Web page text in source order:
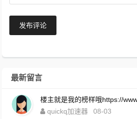
发布评论
最新留言
楼主就是我的榜样哦https://
quickq加速器
08-03